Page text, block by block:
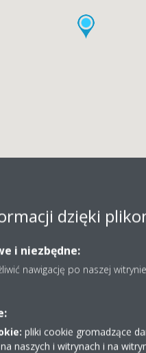
dzięki
i niezbędne:
nawigację po naszej
pliki cookie gromadzące
naszych i witrynach i na